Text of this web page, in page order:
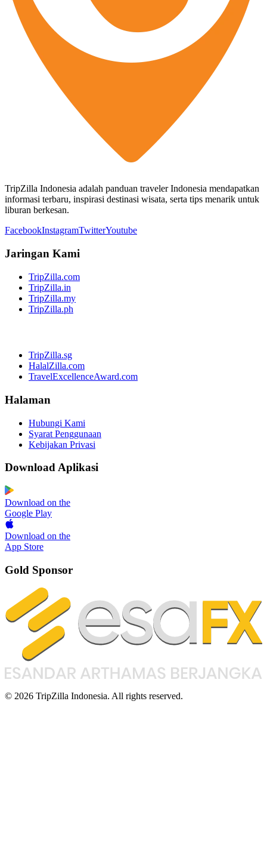
TripZilla Indonesia adalah panduan traveler Indonesia mendapatkan
informasi terbaru, inspirasi destinasi wisata, serta tips menarik untuk
liburan berkesan.
FacebookInstagramTwitterYoutube
Jaringan Kami
TripZilla.com
TripZilla.in
TripZilla.my
TripZilla.ph
TripZilla.sg
HalalZilla.com
TravelExcellenceAward.com
Halaman
Hubungi Kami
Syarat Penggunaan
Kebijakan Privasi
Download Aplikasi
Download on the
Google Play
Download on the
App Store
Gold Sponsor
© 2026 TripZilla Indonesia. All rights reserved.